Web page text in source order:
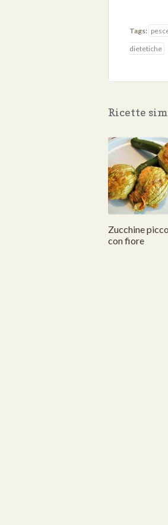
Tags:
dietetiche
Ricette
Zucchine
con fiore